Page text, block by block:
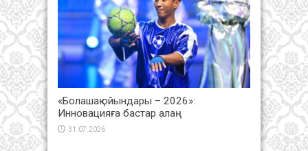
«Болашақ ойындары – 2026»:
Инновацияға бастар алаң
31.07.2026